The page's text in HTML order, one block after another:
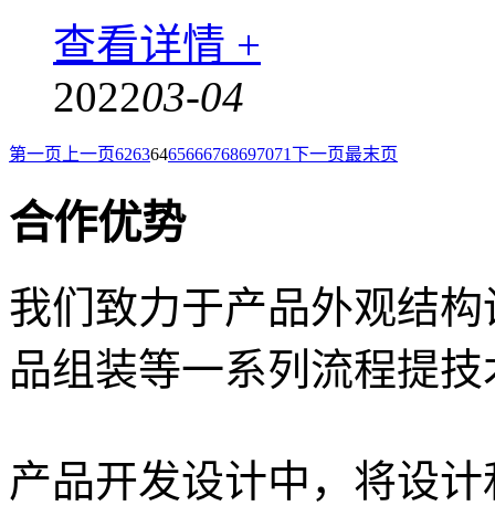
查看详情 +
202203-04
第一页 上一页62636465666768697071下一页最末页
合作优势
我们致力于产品外观结
品组装等一系列流程提
产品开发设计中，将设